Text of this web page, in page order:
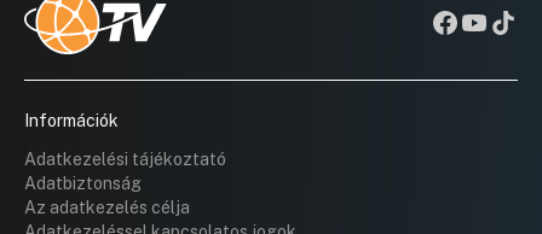
Információk
Adatkezelési tájékoztató
Adatbiztonság
Az adatkezelés célja